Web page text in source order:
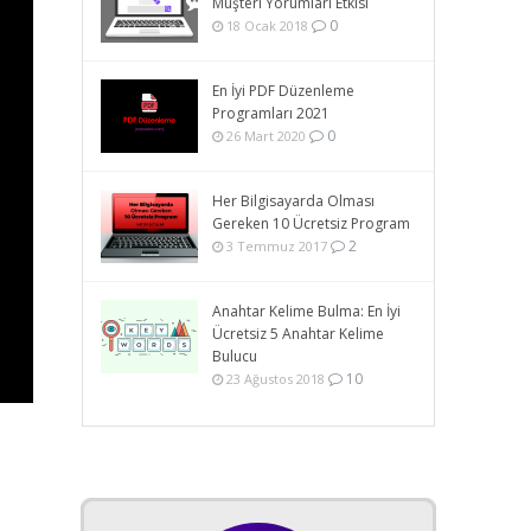
18 Ocak 2018 0
En İyi PDF Düzenleme
Programları 2021
26 Mart 2020 0
Her Bilgisayarda Olması
Gereken 10 Ücretsiz Program
3 Temmuz 2017 2
Anahtar Kelime Bulma: En İyi
Ücretsiz 5 Anahtar Kelime
Bulucu
23 Ağustos 2018 10